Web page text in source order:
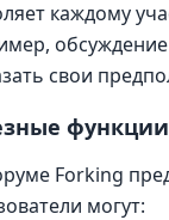
каждому
свои
Forking
могут: